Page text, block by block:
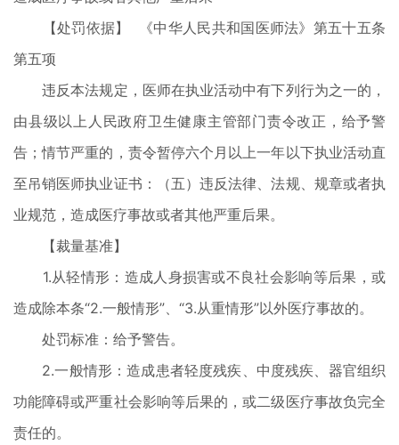
【处罚依据】 《中华人民共和国医师法》第五十五条
第五项
违反本法规定，医师在执业活动中有下列行为之一的，
由县级以上人民政府卫生健康主管部门责令改正，给予警
告；情节严重的，责令暂停六个月以上一年以下执业活动直
至吊销医师执业证书：（五）违反法律、法规、规章或者执
业规范，造成医疗事故或者其他严重后果。
【裁量基准】
1.从轻情形：造成人身损害或不良社会影响等后果，或
造成除本条“2.一般情形”、“3.从重情形”以外医疗事故的。
处罚标准：给予警告。
2.一般情形：造成患者轻度残疾、中度残疾、器官组织
功能障碍或严重社会影响等后果的，或二级医疗事故负完全
责任的。